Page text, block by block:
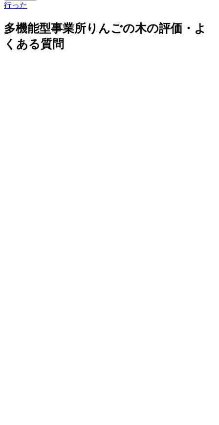
行った
多機能型事業所りんごの木の評価・よ
くある質問